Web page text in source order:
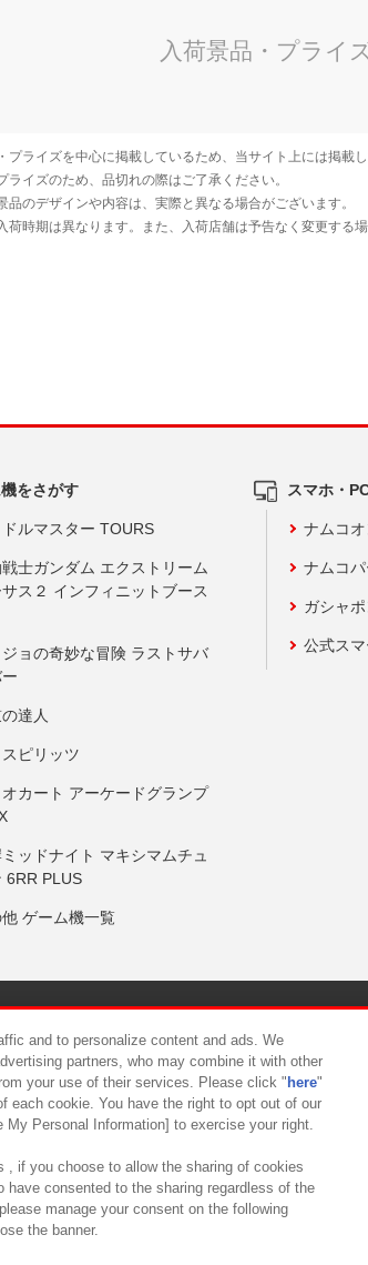
をさがす
ルマスター TOURS
士ガンダム エクストリーム
ス２ インフィニットブース
ョの奇妙な冒険 ラストサバ
達人
ピリッツ
カート アーケードグランプ
ッドナイト マキシマムチュ
6RR PLUS
ゲーム機一覧
スマホ・
ナムコ
ナムコ
ガシャ
公式ス
について カスタマーハラスメント対応方針
and to personalize content and ads. We
partners, who may combine it with other
your use of their services. Please click " here"
each cookie. You have the right to opt out of our
Personal Information] to exercise your right.
, if you choose to allow the sharing of cookies
have consented to the sharing regardless of the
manage your consent on the following
the banner.